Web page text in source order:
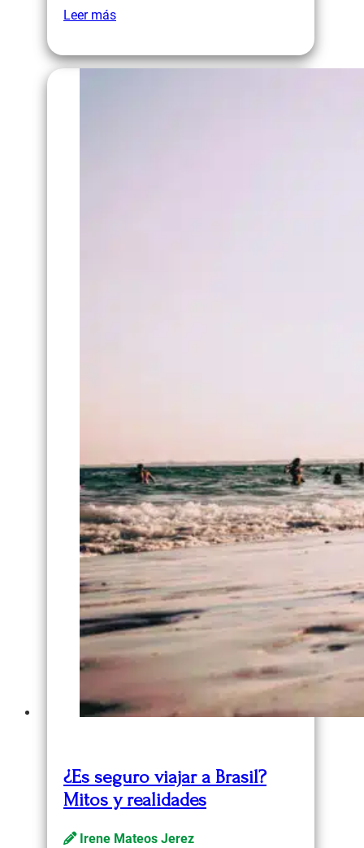
Leer más
¿Es seguro viajar a Brasil?
Mitos y realidades
Irene Mateos Jerez